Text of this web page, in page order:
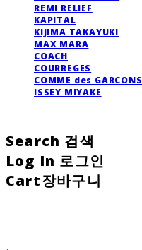
REMI RELIEF
KAPITAL
KIJIMA TAKAYUKI
MAX MARA
COACH
COURREGES
COMME des GARCONS
ISSEY MIYAKE
Search 검색
Log In 로그인
Cart장바구니